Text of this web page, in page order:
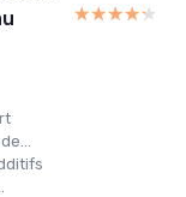
★★★★★
★★★★★